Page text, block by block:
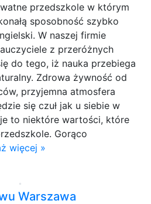
przedszkole w którym
sposobność szybko
W naszej firmie
z przeróżnych
do tego, iż nauka przebiega
Zdrowa żywność od
przyjemna atmosfera
się czuł jak u siebie w
to niektóre wartości, które
Gorąco
więcej »
Warszawa